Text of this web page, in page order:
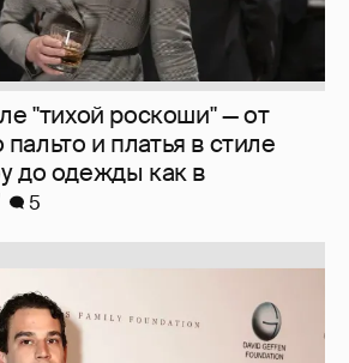
"тихой роскоши" — от
и платья в стиле
до одежды как в
5